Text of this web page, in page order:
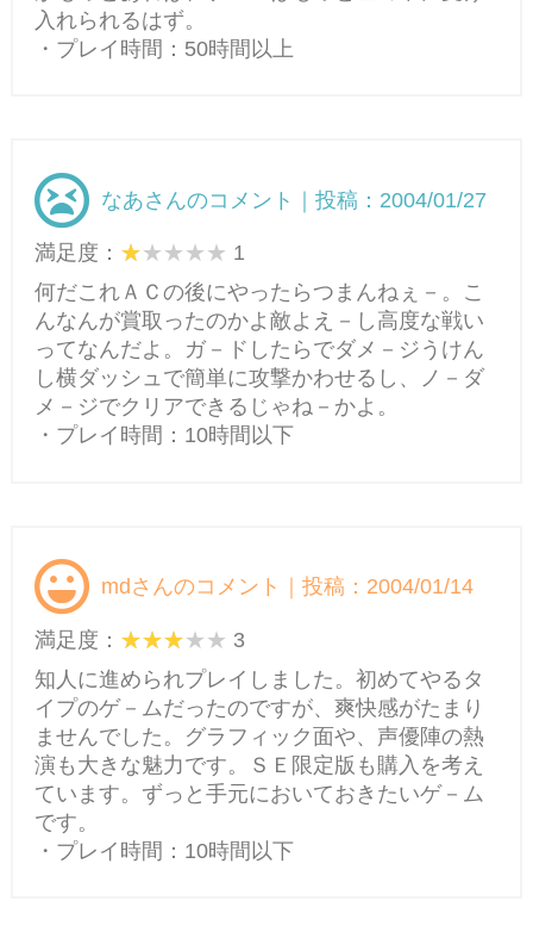
入れられるはず。
・プレイ時間：50時間以上
なあさんのコメント｜投稿：2004/01/27
満足度：
1
何だこれＡＣの後にやったらつまんねぇ－。こ
んなんが賞取ったのかよ敵よえ－し高度な戦い
ってなんだよ。ガ－ドしたらでダメ－ジうけん
し横ダッシュで簡単に攻撃かわせるし、ノ－ダ
メ－ジでクリアできるじゃね－かよ。
・プレイ時間：10時間以下
mdさんのコメント｜投稿：2004/01/14
満足度：
3
知人に進められプレイしました。初めてやるタ
イプのゲ－ムだったのですが、爽快感がたまり
ませんでした。グラフィック面や、声優陣の熱
演も大きな魅力です。ＳＥ限定版も購入を考え
ています。ずっと手元においておきたいゲ－ム
です。
・プレイ時間：10時間以下